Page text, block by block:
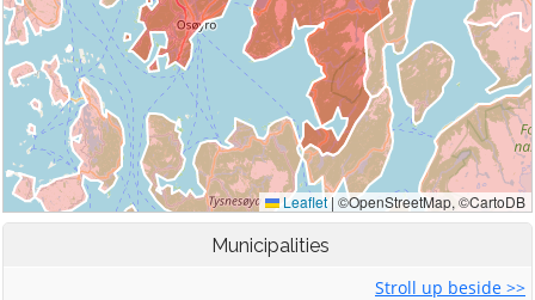
Municipalities
Stroll up beside >>